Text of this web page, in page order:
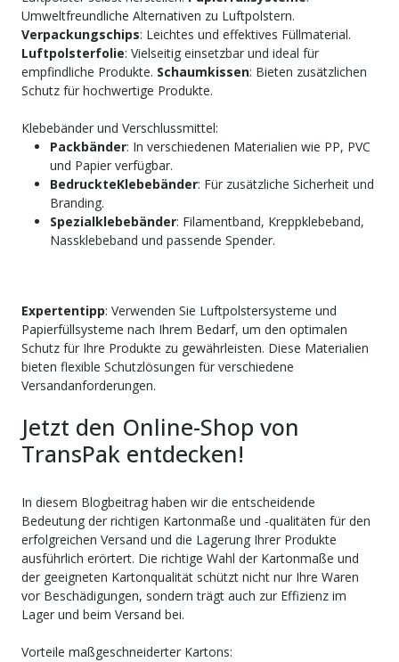
Umweltfreundliche Alternativen zu Luftpolstern.
Verpackungschips: Leichtes und effektives Füllmaterial.
Luftpolsterfolie: Vielseitig einsetzbar und ideal für
empfindliche Produkte. Schaumkissen: Bieten zusätzlichen
Schutz für hochwertige Produkte.
Klebebänder und Verschlussmittel:
Packbänder: In verschiedenen Materialien wie PP, PVC
und Papier verfügbar.
BedruckteKlebebänder: Für zusätzliche Sicherheit und
Branding.
Spezialklebebänder: Filamentband, Kreppklebeband,
Nassklebeband und passende Spender.
Expertentipp: Verwenden Sie Luftpolstersysteme und
Papierfüllsysteme nach Ihrem Bedarf, um den optimalen
Schutz für Ihre Produkte zu gewährleisten. Diese Materialien
bieten flexible Schutzlösungen für verschiedene
Versandanforderungen.
Jetzt den Online-Shop von
TransPak entdecken!
In diesem Blogbeitrag haben wir die entscheidende
Bedeutung der richtigen Kartonmaße und -qualitäten für den
erfolgreichen Versand und die Lagerung Ihrer Produkte
ausführlich erörtert. Die richtige Wahl der Kartonmaße und
der geeigneten Kartonqualität schützt nicht nur Ihre Waren
vor Beschädigungen, sondern trägt auch zur Effizienz im
Lager und beim Versand bei.
Vorteile maßgeschneiderter Kartons: